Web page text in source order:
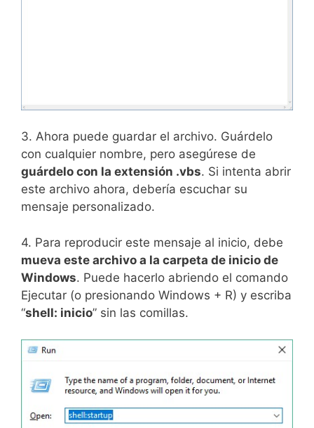
3. Ahora puede guardar el archivo. Guárdelo
con cualquier nombre, pero asegúrese de
guárdelo con la extensión .vbs. Si intenta abrir
este archivo ahora, debería escuchar su
mensaje personalizado.
4. Para reproducir este mensaje al inicio, debe
mueva este archivo a la carpeta de inicio de
Windows. Puede hacerlo abriendo el comando
Ejecutar (o presionando Windows + R) y escriba
“shell: inicio” sin las comillas.